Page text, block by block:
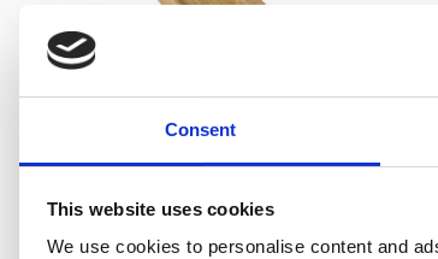
Consent
This website uses cookies
We use cookies to personalise content and